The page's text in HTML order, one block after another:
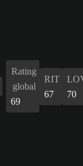
Rating
global
69
RIT
67
70